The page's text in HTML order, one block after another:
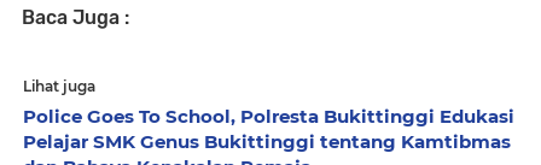
Baca Juga :
Lihat juga
Police Goes To School, Polresta Bukittinggi Edukasi
Pelajar SMK Genus Bukittinggi tentang Kamtibmas